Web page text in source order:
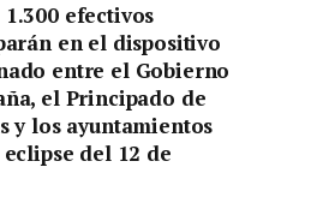
1.300 efectivos
en el dispositivo
entre el Gobierno
el Principado de
y los ayuntamientos
del 12 de